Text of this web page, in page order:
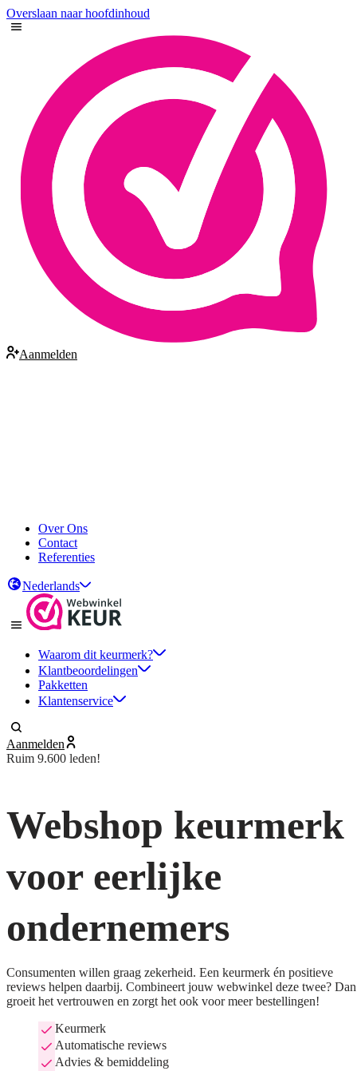
Overslaan naar hoofdinhoud
Aanmelden
Over Ons
Contact
Referenties
Nederlands
Waarom dit keurmerk?
Klantbeoordelingen
Pakketten
Klantenservice
Aanmelden
Ruim 9.600 leden!
Webshop keurmerk
voor eerlijke
ondernemers
Consumenten willen graag zekerheid. Een keurmerk én positieve
reviews helpen daarbij. Combineert jouw webwinkel deze twee? Dan
groeit het vertrouwen en zorgt het ook voor meer bestellingen!
Keurmerk
Automatische reviews
Advies & bemiddeling